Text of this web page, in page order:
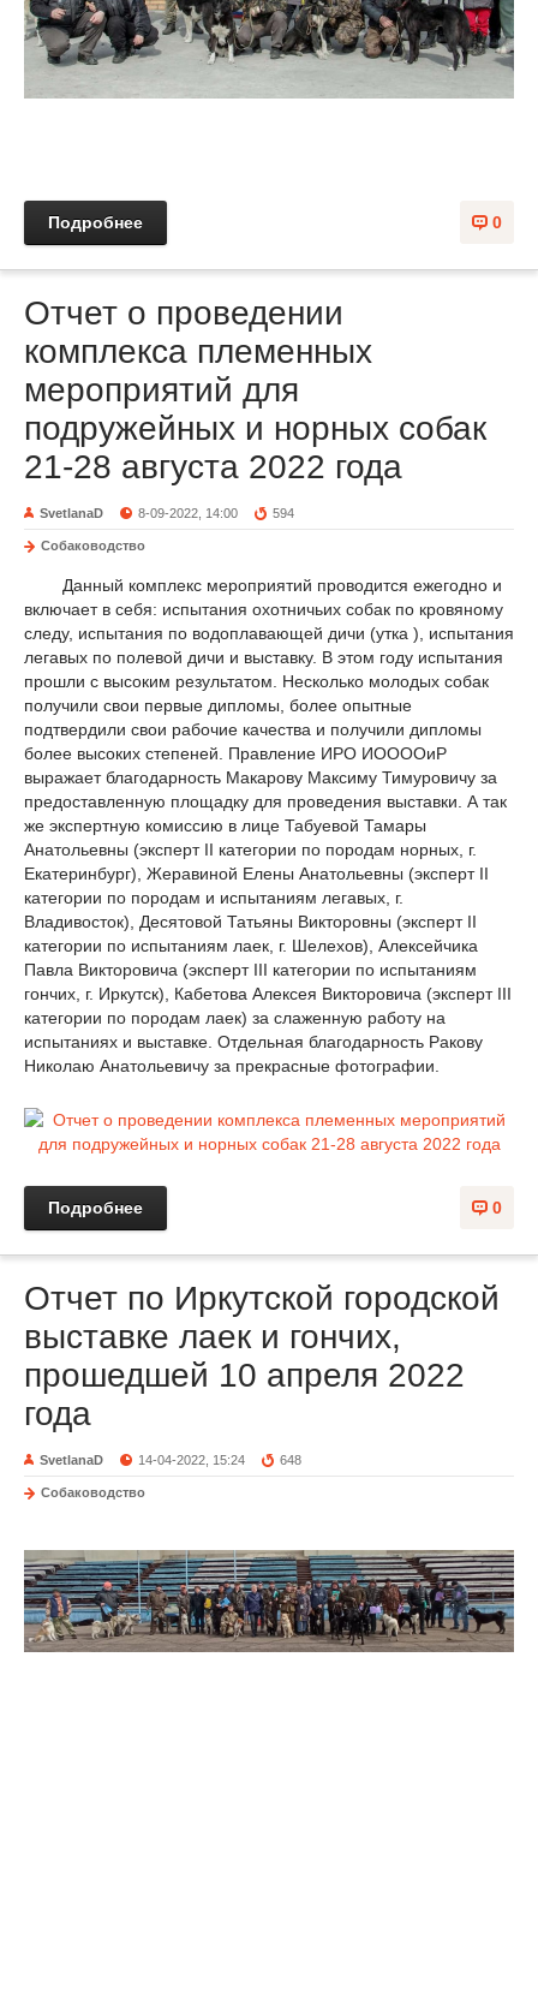
0
Подробнее
Отчет о проведении
комплекса племенных
мероприятий для
подружейных и норных собак
21-28 августа 2022 года
SvetlanaD 8-09-2022, 14:00 594
Собаководство
Данный комплекс мероприятий проводится ежегодно и
включает в себя: испытания охотничьих собак по кровяному
следу, испытания по водоплавающей дичи (утка ), испытания
легавых по полевой дичи и выставку. В этом году испытания
прошли с высоким результатом. Несколько молодых собак
получили свои первые дипломы, более опытные
подтвердили свои рабочие качества и получили дипломы
более высоких степеней. Правление ИРО ИООООиР
выражает благодарность Макарову Максиму Тимуровичу за
предоставленную площадку для проведения выставки. А так
же экспертную комиссию в лице Табуевой Тамары
Анатольевны (эксперт II категории по породам норных, г.
Екатеринбург), Жеравиной Елены Анатольевны (эксперт II
категории по породам и испытаниям легавых, г.
Владивосток), Десятовой Татьяны Викторовны (эксперт II
категории по испытаниям лаек, г. Шелехов), Алексейчика
Павла Викторовича (эксперт III категории по испытаниям
гончих, г. Иркутск), Кабетова Алексея Викторовича (эксперт III
категории по породам лаек) за слаженную работу на
испытаниях и выставке. Отдельная благодарность Ракову
Николаю Анатольевичу за прекрасные фотографии.
0
Подробнее
Отчет по Иркутской городской
выставке лаек и гончих,
прошедшей 10 апреля 2022
года
SvetlanaD 14-04-2022, 15:24 648
Собаководство